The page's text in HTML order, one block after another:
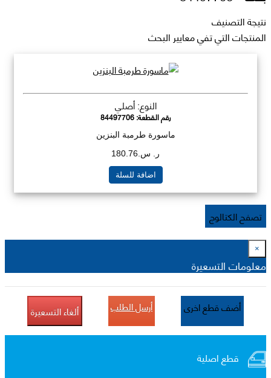
نتيجة التصنيف
المنتجات التي تفي معايير البحث
النوع: أصلي
رقم القطعة:84497706
ماسورة طرمبة البنزين
ر. س.180.76
اضافة للسلة
تصفح الكتالوج
×
معلومات التسعيرة
أضف قطع اخرى أرسل الطلب ألغاء التسعيرة
قطع اصلية